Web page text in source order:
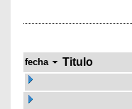
fecha Titulo